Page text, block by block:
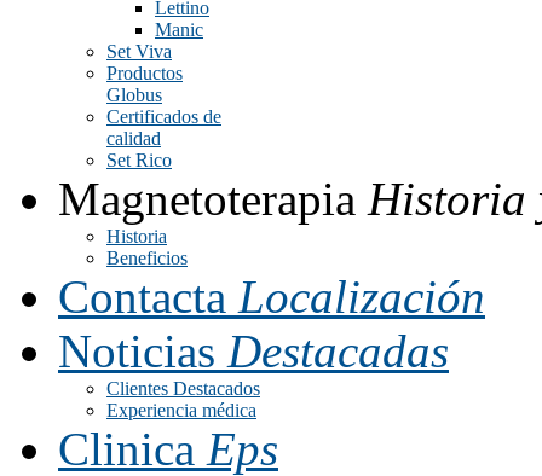
Lettino
Manic
Set Viva
Productos
Globus
Certificados de
calidad
Set Rico
Magnetoterapia Historia
Historia
Beneficios
Contacta Localización
Noticias Destacadas
Clientes Destacados
Experiencia médica
Clinica Eps